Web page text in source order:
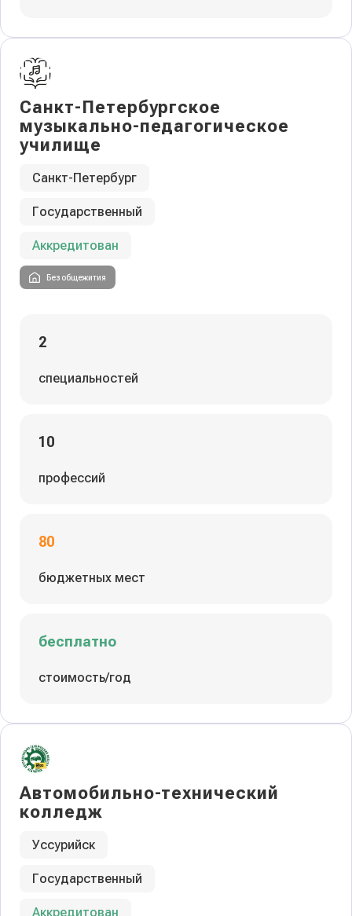
Санкт-Петербургское
музыкально-педагогическое
училище
Санкт-Петербург
Государственный
Аккредитован
Без общежития
2
специальностей
10
профессий
80
бюджетных мест
бесплатно
стоимость/год
Автомобильно-технический
колледж
Уссурийск
Государственный
Аккредитован